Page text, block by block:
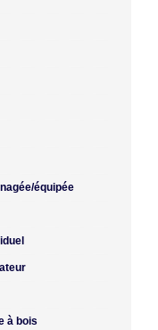
équipée
à bois